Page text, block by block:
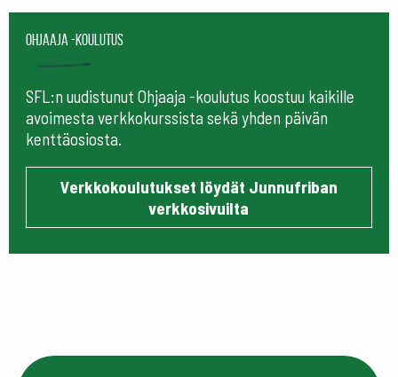
Ohjaaja -koulutus
SFL:n uudistunut Ohjaaja -koulutus koostuu kaikille
avoimesta verkkokurssista sekä yhden päivän
kenttäosiosta.
Verkkokoulutukset löydät Junnufriban
verkkosivuilta